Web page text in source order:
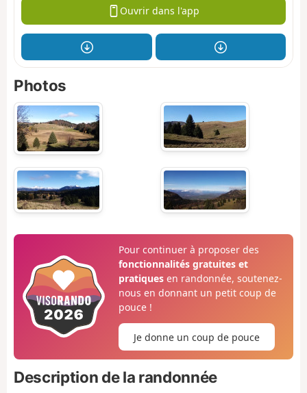
Ouvrir dans l'app
Photos
Pour continuer à proposer des
fonctionnalités gratuites et
pratiquesen randonnée, soutenez-
nous en donnant un petit coup de
pouce !
Je donne un coup de pouce
Description de la randonnée